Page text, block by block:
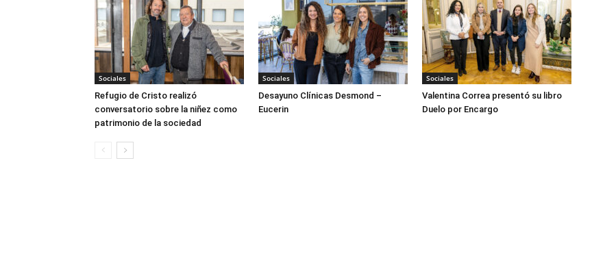
Sociales
Refugio de Cristo realizó
conversatorio sobre la niñez como
patrimonio de la sociedad
Sociales
Desayuno Clínicas Desmond –
Eucerin
Sociales
Valentina Correa presentó su libro
Duelo por Encargo